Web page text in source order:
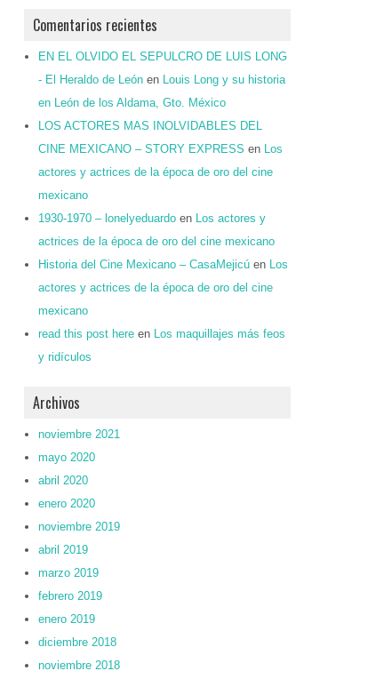
Comentarios recientes
EN EL OLVIDO EL SEPULCRO DE LUIS LONG
- El Heraldo de León en Louis Long y su historia
en León de los Aldama, Gto. México
LOS ACTORES MAS INOLVIDABLES DEL
CINE MEXICANO – STORY EXPRESS en Los
actores y actrices de la época de oro del cine
mexicano
1930-1970 – lonelyeduardo en Los actores y
actrices de la época de oro del cine mexicano
Historia del Cine Mexicano – CasaMejicú en Los
actores y actrices de la época de oro del cine
mexicano
read this post here en Los maquillajes más feos
y ridículos
Archivos
noviembre 2021
mayo 2020
abril 2020
enero 2020
noviembre 2019
abril 2019
marzo 2019
febrero 2019
enero 2019
diciembre 2018
noviembre 2018